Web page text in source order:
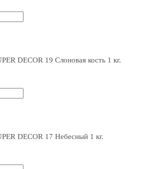
DECOR 19 Слоновая кость 1 кг.
DECOR 17 Небесный 1 кг.